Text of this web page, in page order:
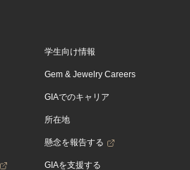
学生向け情報
Gem & Jewelry Careers
GIAでのキャリア
所在地
懸念を報告する
GIAを支援する